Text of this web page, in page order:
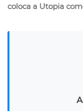
coloca a Utopia